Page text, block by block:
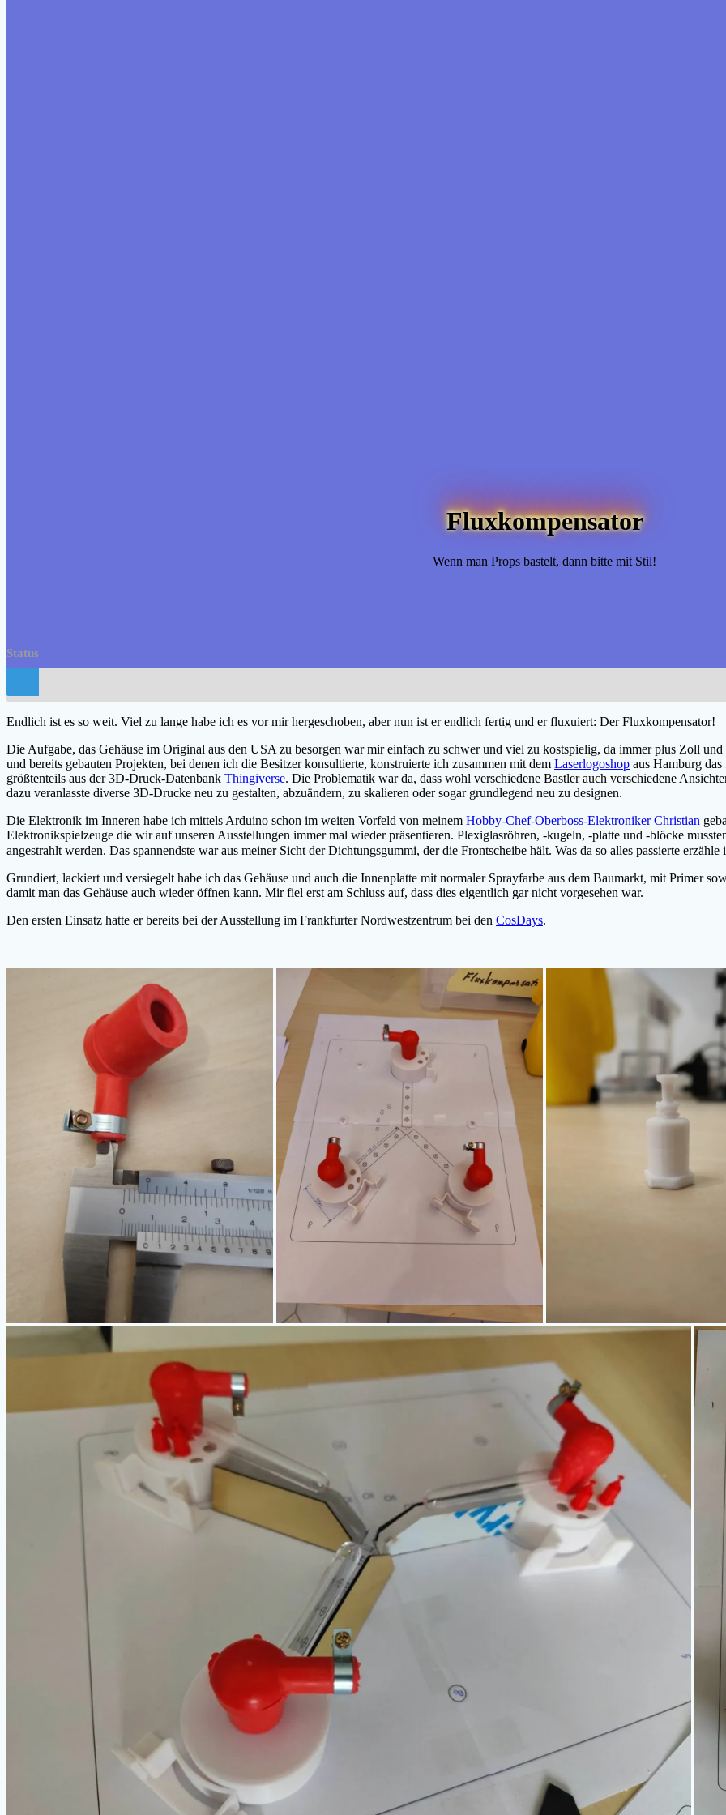
Fluxkompensator
Wenn man Props bastelt, dann bitte mit Stil!
Status
Endlich ist es so weit. Viel zu lange habe ich es vor mir hergeschoben, aber nun ist er endlich fertig und er fluxuiert: Der Fluxkompensator!
Die Aufgabe, das Gehäuse im Original aus den USA zu besorgen war mir einfach zu schwer und viel zu kostspielig, da immer plus Zoll
und bereits gebauten Projekten, bei denen ich die Besitzer konsultierte, konstruierte ich zusammen mit dem Laserlogoshop aus Hamburg
größtenteils aus der 3D-Druck-Datenbank Thingiverse. Die Problematik war da, dass wohl verschiedene Bastler auch verschiedene
dazu veranlasste diverse 3D-Drucke neu zu gestalten, abzuändern, zu skalieren oder sogar grundlegend neu zu designen.
Die Elektronik im Inneren habe ich mittels Arduino schon im weiten Vorfeld von meinem Hobby-Chef-Oberboss-Elektroniker Christian
Elektronikspielzeuge die wir auf unseren Ausstellungen immer mal wieder präsentieren. Plexiglasröhren, -kugeln, -platte und -blöcke
angestrahlt werden. Das spannendste war aus meiner Sicht der Dichtungsgummi, der die Frontscheibe hält. Was da so alles passierte
Grundiert, lackiert und versiegelt habe ich das Gehäuse und auch die Innenplatte mit normaler Sprayfarbe aus dem Baumarkt, mit Primer
damit man das Gehäuse auch wieder öffnen kann. Mir fiel erst am Schluss auf, dass dies eigentlich gar nicht vorgesehen war.
Den ersten Einsatz hatte er bereits bei der Ausstellung im Frankfurter Nordwestzentrum bei den CosDays.